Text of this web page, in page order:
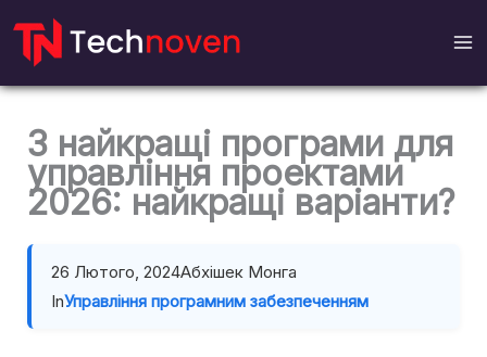
Перейти
вмісту
3 найкращі програми для
управління проектами
2026: найкращі варіанти?
26 Лютого, 2024Абхішек Монга
InУправління програмним забезпеченням